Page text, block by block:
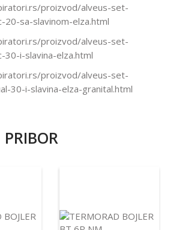
proizvod/alveus-set-
20-sa-slavinom-elza.html
proizvod/alveus-set-
30-i-slavina-elza.html
proizvod/alveus-set-
30-i-slavina-elza-granital.html